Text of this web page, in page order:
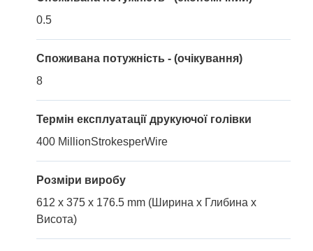
0.5
Споживана потужність - (очікування)
8
Термін експлуатації друкуючої голівки
400 MillionStrokesperWire
Розміри виробу
612 x 375 x 176.5 mm (Ширина x Глибина x
Висота)